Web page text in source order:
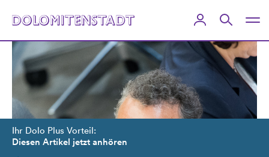
Ihr Dolo Plus Vorteil:
Diesen Artikel jetzt anhören